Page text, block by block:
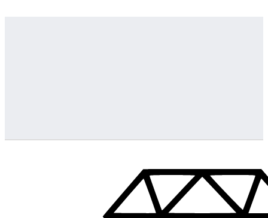
Jeigu turite klausimų ar iškilo problemų su užsakymu, mus